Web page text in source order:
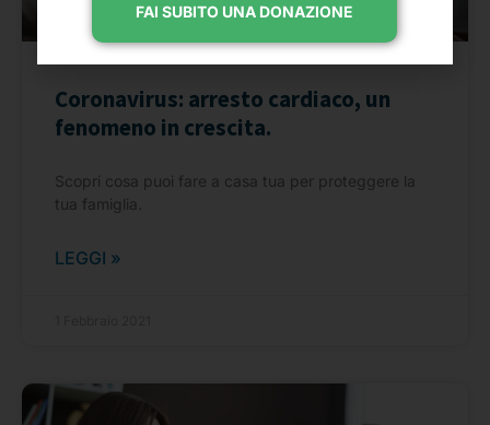
Coronavirus: arresto cardiaco, un
fenomeno in crescita.
Scopri cosa puoi fare a casa tua per proteggere la
tua famiglia.
LEGGI »
FAI SUBITO UNA DONAZIONE